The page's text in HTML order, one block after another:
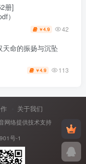
册]
）
￥4.9 42
天命的振扬与沉坠
￥4.9 113
关于我们
网络提供技术支持
号-1